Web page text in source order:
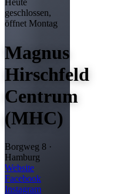
Heute
geschlossen,
öffnet Montag
Magnus
Hirschfeld
Centrum
(MHC)
Borgweg 8 ·
Hamburg
Website
Facebook
Instagram